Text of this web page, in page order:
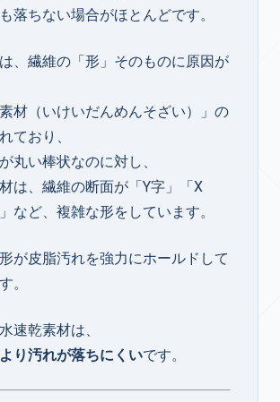
落ちない場合がほとんどです。
、繊維の「形」そのものに原因が
素材（いけいだんめんそざい）」の
ており、
丸い棒状なのに対し、
は、繊維の断面が「Y字」「X
など、複雑な形をしています。
が皮脂汚れを強力にホールドして
。
速乾素材は、
り汚れが落ちにくいです。